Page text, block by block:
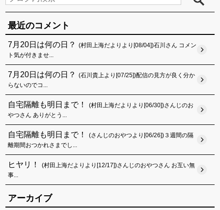
最近のコメント
7月20日は何の日？
(村田上海だよりより[08/04])石川さん コメン
ト気が付きませ...
7月20日は何の日？
(石川貴上より[07/25])配信の見方が良く分か
らないのでコ...
自宅隔離も明日まで！
(村田上海だよりより[06/30])さんじのお
やつさん ありがとう...
自宅隔離も明日まで！
(さんじのおやつより[06/26])３週間の隔
離期間おつかれさまでし...
ヒヤリ！
(村田上海だよりより[12/17])さんじのおやつさん お互い無
事...
アーカイブ